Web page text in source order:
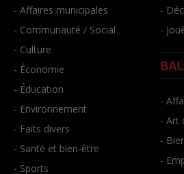
- Affaires municipales
- Communauté / Social
- Culture
- Économie
- Éducation
- Environnement
- Faits divers
- Santé et bien-être
- Sports
-
-
-
- Art
-
-